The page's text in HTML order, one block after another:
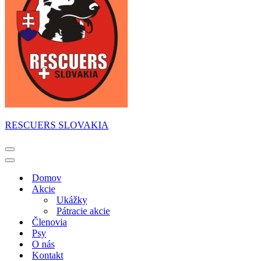
RESCUERS SLOVAKIA
Menu
navigácie
Menu
navigácieDomov
Akcie
Ukážky
Pátracie akcie
Členovia
Psy
O nás
Kontakt